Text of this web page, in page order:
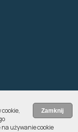
używanie cookie